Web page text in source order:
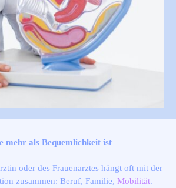
mehr als Bequemlichkeit ist
oder des Frauenarztes hängt oft mit der
zusammen: Beruf, Familie, Mobilität.